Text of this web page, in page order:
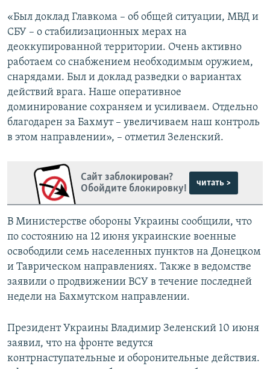
«Был доклад Главкома – об общей ситуации, МВД и
СБУ – о стабилизационных мерах на
деоккупированной территории. Очень активно
работаем со снабжением необходимым оружием,
снарядами. Был и доклад разведки о вариантах
действий врага. Наше оперативное
доминирование сохраняем и усиливаем. Отдельно
благодарен за Бахмут – увеличиваем наш контроль
в этом направлении», – отметил Зеленский.
Сайт заблокирован?
Обойдите блокировку!
читать >
В Министерстве обороны Украины сообщили, что
по состоянию на 12 июня украинские военные
освободили семь населенных пунктов на Донецком
и Таврическом направлениях. Также в ведомстве
заявили о продвижении ВСУ в течение последней
недели на Бахмутском направлении.
Президент Украины Владимир Зеленский 10 июня
заявил, что на фронте ведутся
контрнаступательные и оборонительные действия.